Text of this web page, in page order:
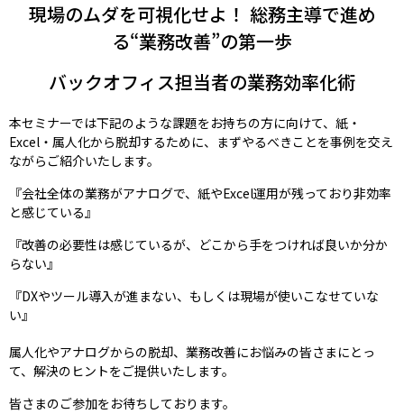
現場のムダを可視化せよ！ 総務主導で進め
る“業務改善”の第一歩
バックオフィス担当者の業務効率化術
本セミナーでは下記のような課題をお持ちの方に向けて、紙・
Excel・属人化から脱却するために、まずやるべきことを事例を交え
ながらご紹介いたします。
『会社全体の業務がアナログで、紙やExcel運用が残っており非効率
と感じている』
『改善の必要性は感じているが、どこから手をつければ良いか分か
らない』
『DXやツール導入が進まない、もしくは現場が使いこなせていな
い』
属人化やアナログからの脱却、業務改善にお悩みの皆さまにとっ
て、解決のヒントをご提供いたします。
皆さまのご参加をお待ちしております。